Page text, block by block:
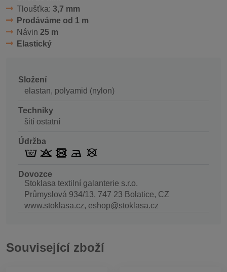
Tloušťka: 3,7 mm
Prodáváme od 1 m
Návin 25 m
Elastický
Složení
elastan, polyamid (nylon)
Techniky
šití ostatní
Údržba
Dovozce
Stoklasa textilní galanterie s.r.o.
Průmyslová 934/13, 747 23 Bolatice, CZ
www.stoklasa.cz, eshop@stoklasa.cz
Související zboží